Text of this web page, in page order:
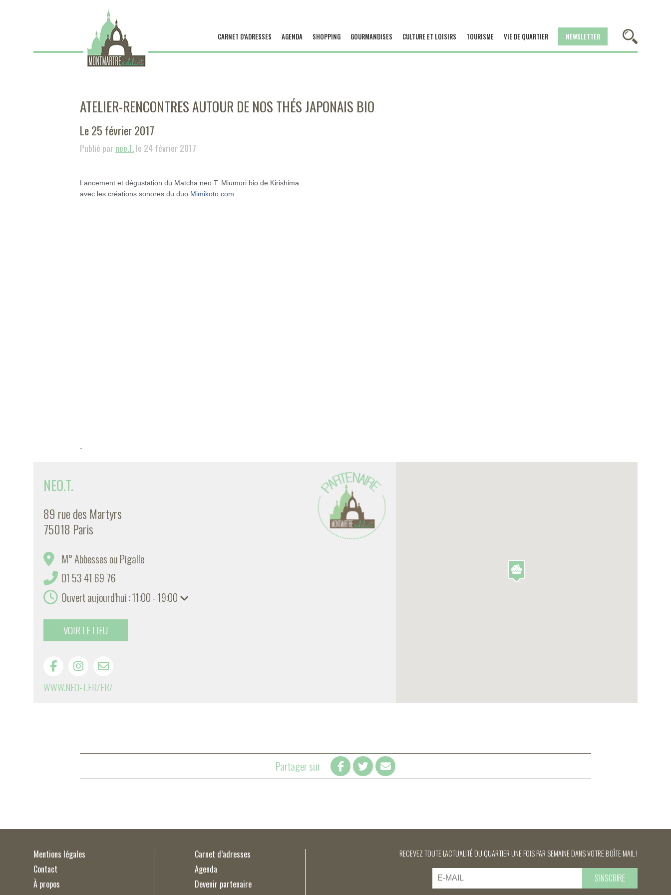
CARNET D’ADRESSES AGENDA SHOPPING GOURMANDISES CULTURE ET LOISIRS TOURISME VIE DE QUARTIER NEWSLETTER
ATELIER-RENCONTRES AUTOUR DE NOS THÉS JAPONAIS BIO
Le 25 février 2017
Publié parneo.T.le 24 février 2017
Lancement et dégustation du Matcha neo.T. Miumori bio de Kirishima
avec les créations sonores du duo Mimikoto.com
-
NEO.T.
89 rue des Martyrs
75018 Paris
M° Abbesses ou Pigalle
01 53 41 69 76
Ouvert aujourd'hui : 11:00 - 19:00
VOIR LE LIEU
WWW.NEO-T.FR/FR/
Partager sur
Mentions légales
Contact
À propos
Carnet d’adresses
Agenda
Devenir partenaire
RECEVEZ TOUTE L'ACTUALITÉ DU QUARTIER UNE FOIS PAR SEMAINE DANS VOTRE BOÎTE MAIL !